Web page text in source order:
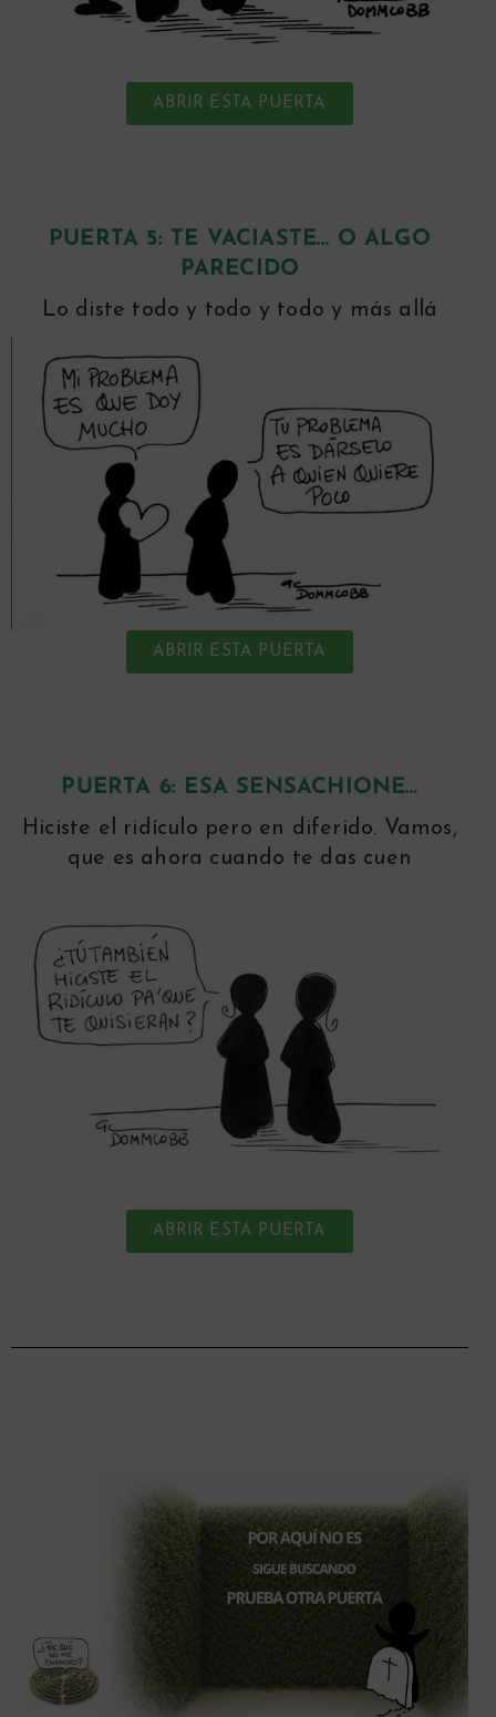
ABRIR ESTA PUERTA
PUERTA 5: TE VACIASTE… O ALGO
PARECIDO
Lo diste todo y todo y todo y más allá
ABRIR ESTA PUERTA
PUERTA 6: ESA SENSACHIONE…
Hiciste el ridículo pero en diferido. Vamos,
que es ahora cuando te das cuen
ABRIR ESTA PUERTA